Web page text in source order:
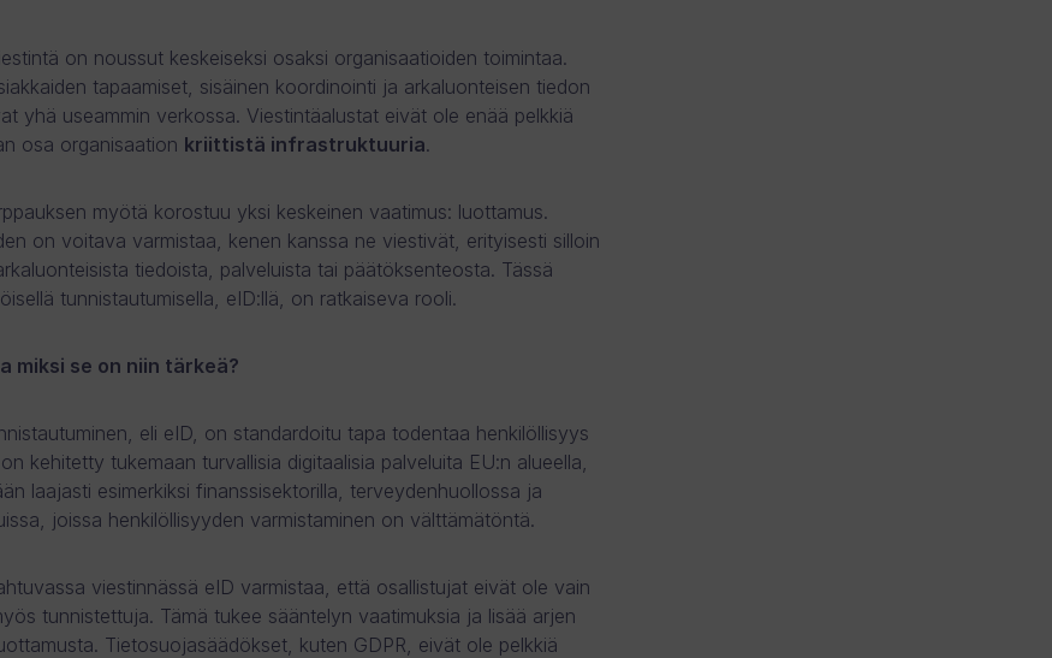
on noussut keskeiseksi osaksi organisaatioiden toimintaa.
tapaamiset, sisäinen koordinointi ja arkaluonteisen tiedon
yhä useammin verkossa. Viestintäalustat eivät ole enää pelkkiä
osa organisaation kriittistä infrastruktuuria.
myötä korostuu yksi keskeinen vaatimus: luottamus.
on voitava varmistaa, kenen kanssa ne viestivät, erityisesti silloin
tiedoista, palveluista tai päätöksenteosta. Tässä
tunnistautumisella, eID:llä, on ratkaiseva rooli.
miksi se on niin tärkeä?
eli eID, on standardoitu tapa todentaa henkilöllisyys
kehitetty tukemaan turvallisia digitaalisia palveluita EU:n alueella,
laajasti esimerkiksi finanssisektorilla, terveydenhuollossa ja
joissa henkilöllisyyden varmistaminen on välttämätöntä.
viestinnässä eID varmistaa, että osallistujat eivät ole vain
tunnistettuja. Tämä tukee sääntelyn vaatimuksia ja lisää arjen
Tietosuojasäädökset, kuten GDPR, eivät ole pelkkiä